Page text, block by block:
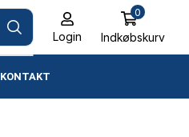
Login
0
Indkøbskurv
KONTAKT